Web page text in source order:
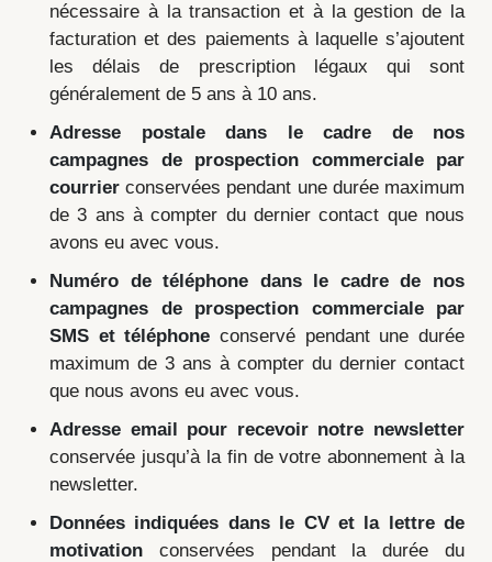
nécessaire à la transaction et à la gestion de la
facturation et des paiements à laquelle s’ajoutent
les délais de prescription légaux qui sont
généralement de 5 ans à 10 ans.
Adresse postale dans le cadre de nos
campagnes de prospection commerciale par
courrier conservées pendant une durée maximum
de 3 ans à compter du dernier contact que nous
avons eu avec vous.
Numéro de téléphone dans le cadre de nos
campagnes de prospection commerciale par
SMS et téléphone conservé pendant une durée
maximum de 3 ans à compter du dernier contact
que nous avons eu avec vous.
Adresse email pour recevoir notre newsletter
conservée jusqu’à la fin de votre abonnement à la
newsletter.
Données indiquées dans le CV et la lettre de
motivation conservées pendant la durée du